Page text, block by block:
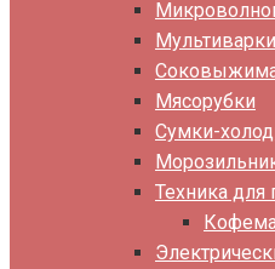
Мультиварки
Мясорубки
Сумки-
Техника для